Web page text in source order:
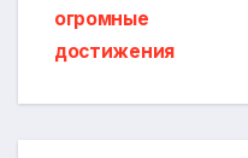
огромные
достижения